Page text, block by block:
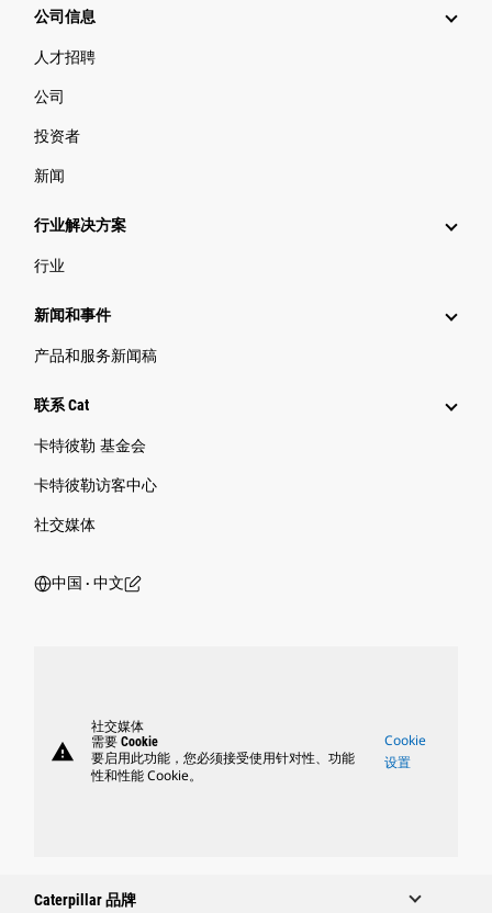
公司信息
人才招聘
公司
投资者
新闻
行业解决方案
行业
新闻和事件
产品和服务新闻稿
联系 Cat
卡特彼勒 基金会
卡特彼勒访客中心
社交媒体
中国 ‧ 中文
warning
社交媒体
需要 Cookie
要启用此功能，您必须接受使用针对性、功能
性和性能 Cookie。
Cookie
设置
Caterpillar 品牌